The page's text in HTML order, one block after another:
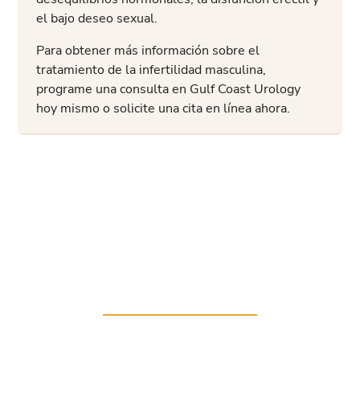
el bajo deseo sexual.
Para obtener más información sobre el
tratamiento de la infertilidad masculina,
programe una consulta en Gulf Coast Urology
hoy mismo o solicite una cita en línea ahora.